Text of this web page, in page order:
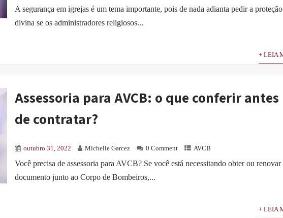
A segurança em igrejas é um tema importante, pois de nada adianta pedir a proteção
divina se os administradores religiosos...
+ LEIA
Assessoria para AVCB: o que conferir antes
de contratar?
outubro 31, 2022 Michelle Garcez 0 Comment AVCB
Você precisa de assessoria para AVCB? Se você está necessitando obter ou renovar
documento junto ao Corpo de Bombeiros,...
+ LEIA